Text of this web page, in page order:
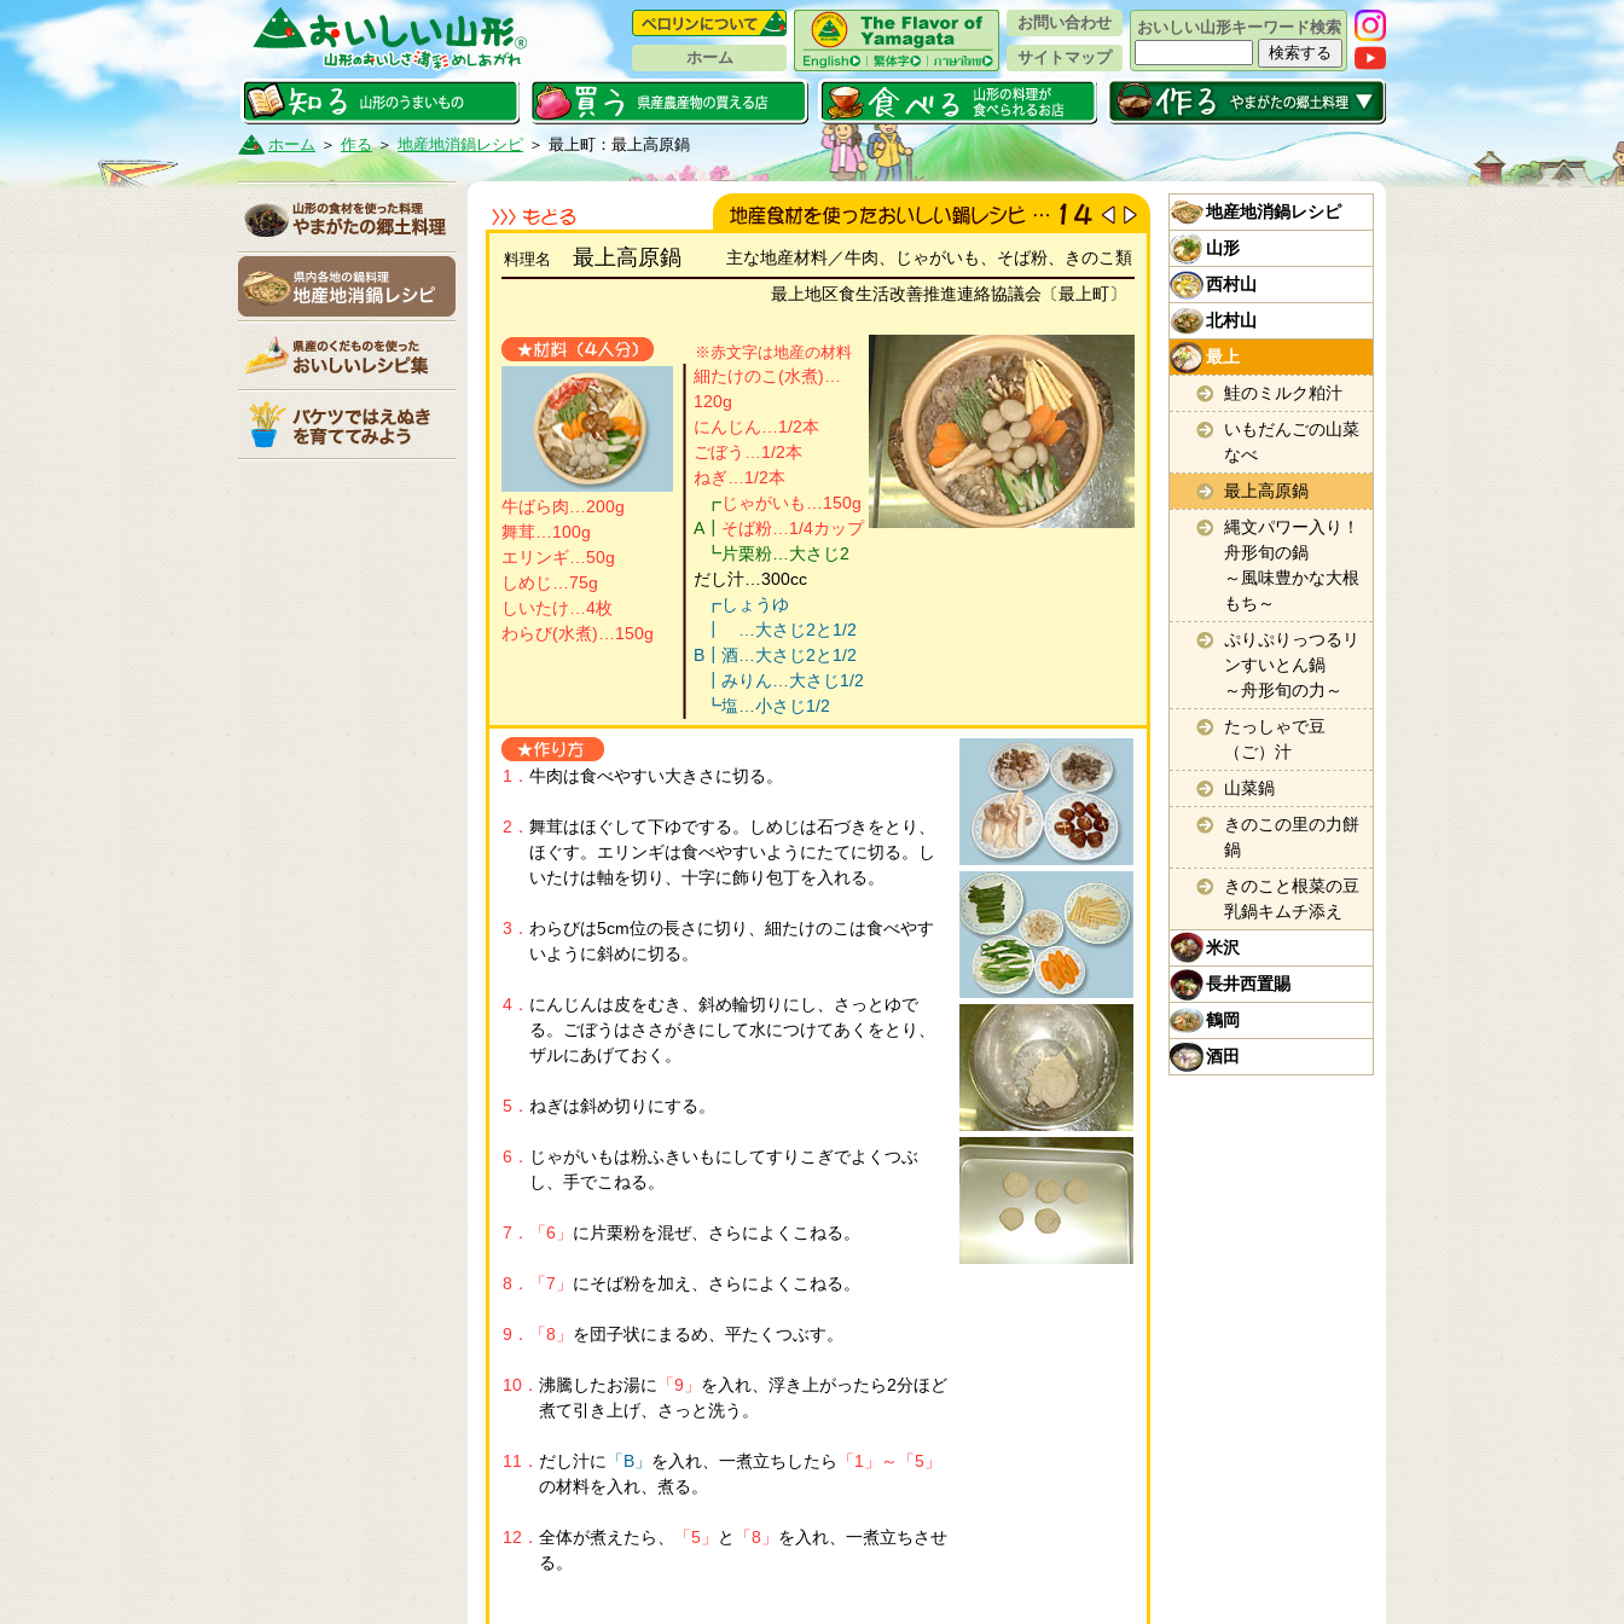
おいしい山形キーワード検索
ホーム
お問い合わせ
サイトマップ
ホーム ＞ 作る＞地産地消鍋レシピ ＞ 最上町：最上高原鍋
料理名 最上高原鍋
主な地産材料／牛肉、じゃがいも、そば粉、きのこ類
最上地区食生活改善推進連絡協議会〔最上町〕
※赤文字は地産の材料
牛ばら肉…200g
舞茸…100g
エリンギ…50g
しめじ…75g
しいたけ…4枚
わらび(水煮)…150g
細たけのこ(水煮)…
120g
にんじん…1/2本
ごぼう…1/2本
ねぎ…1/2本
A
┏じゃがいも…150g
そば粉…1/4カップ
┗片栗粉…大さじ2
だし汁…300cc
B
┏しょうゆ
…大さじ2と1/2
┃酒…大さじ2と1/2
┃みりん…大さじ1/2
┗塩…小さじ1/2
1． 牛肉は食べやすい大きさに切る。
2． 舞茸はほぐして下ゆでする。しめじは石づきをとり、
ほぐす。エリンギは食べやすいようにたてに切る。し
いたけは軸を切り、十字に飾り包丁を入れる。
3． わらびは5cm位の長さに切り、細たけのこは食べやす
いように斜めに切る。
4． にんじんは皮をむき、斜め輪切りにし、さっとゆで
る。ごぼうはささがきにして水につけてあくをとり、
ザルにあげておく。
5． ねぎは斜め切りにする。
6． じゃがいもは粉ふきいもにしてすりこぎでよくつぶ
し、手でこねる。
7． 「6」 に片栗粉を混ぜ、さらによくこねる。
8． 「7」 にそば粉を加え、さらによくこねる。
9． 「8」 を団子状にまるめ、平たくつぶす。
10． 沸騰したお湯に 「9」 を入れ、浮き上がったら2分ほど
煮て引き上げ、さっと洗う。
11． だし汁に 「B」 を入れ、一煮立ちしたら
「1」～「5」
の材料を入れ、煮る。
12． 全体が煮えたら、 「5」 と 「8」 を入れ、一煮立ちさせ
る。
地産地消鍋レシピ
山形
西村山
北村山
最上
鮭のミルク粕汁
いもだんごの山菜
なべ
最上高原鍋
縄文パワー入り！
舟形旬の鍋
～風味豊かな大根
もち～
ぷりぷりっつるリ
ンすいとん鍋
～舟形旬の力～
たっしゃで豆
（ご）汁
山菜鍋
きのこの里の力餅
鍋
きのこと根菜の豆
乳鍋キムチ添え
米沢
長井西置賜
鶴岡
酒田